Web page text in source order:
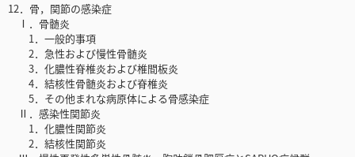
12．骨，関節の感染症
Ⅰ．骨髄炎
1．一般的事項
2．急性および慢性骨髄炎
3．化膿性脊椎炎および椎間板炎
4．結核性骨髄炎および脊椎炎
5．その他まれな病原体による骨感染症
Ⅱ．感染性関節炎
1．化膿性関節炎
2．結核性関節炎